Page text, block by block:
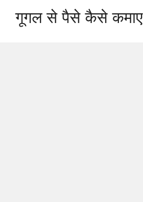
गूगल से पैसे कैसे कमाए